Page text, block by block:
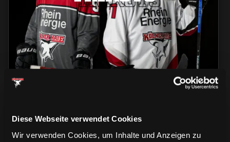
Diese Webseite verwendet Cookies
Wir verwenden Cookies, um Inhalte und Anzeigen zu